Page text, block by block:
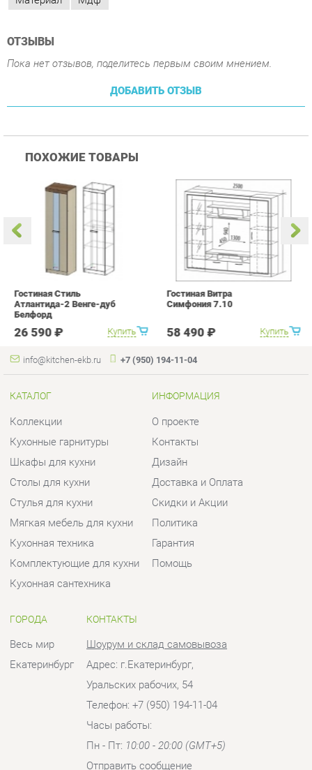
Купить
Гостиная Стиль
Атлантида-2 Венге-дуб
Белфорд
Купить
Гостиная Витра
Симфония 7.10
58 490 ₽
info@kitchen-ekb.ru
КАТАЛОГ
Коллекции
Кухонные гарнитуры
Шкафы для кухни
Столы для кухни
Кухонная техника
Комплектующие для кухни
Кухонная сантехника
ИНФОРМАЦИЯ
О проекте
Контакты
Дизайн
Доставка и Оплата
Помощь
ГОРОДА
Весь мир
Екатеринбург
КОНТАКТЫ
Шоурум и склад самовывоза
Адрес: г.Екатеринбург,
Уральских рабочих, 54
Часы работы:
Пн - Пт:10:00 - 20:00 (GMT+5)
Отправить сообщение
© 2009-2026 Кухни Екатеринбург